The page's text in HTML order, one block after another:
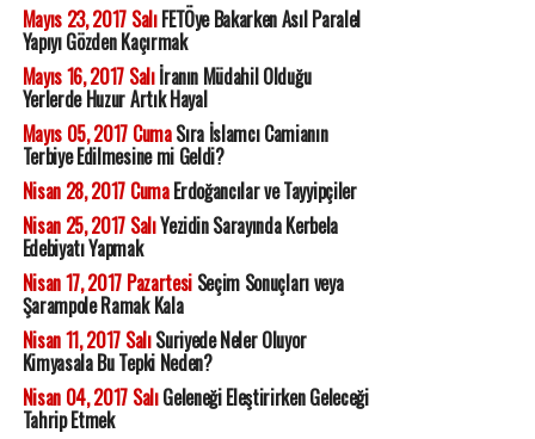
Mayıs 23, 2017 SalıFETÖye Bakarken Asıl Paralel
Yapıyı Gözden Kaçırmak
Mayıs 16, 2017 Salıİranın Müdahil Olduğu
Yerlerde Huzur Artık Hayal
Mayıs 05, 2017 CumaSıra İslamcı Camianın
Terbiye Edilmesine mi Geldi?
Nisan 28, 2017 CumaErdoğancılar ve Tayyipçiler
Nisan 25, 2017 SalıYezidin Sarayında Kerbela
Edebiyatı Yapmak
Nisan 17, 2017 PazartesiSeçim Sonuçları veya
Şarampole Ramak Kala
Nisan 11, 2017 SalıSuriyede Neler Oluyor
Kimyasala Bu Tepki Neden?
Nisan 04, 2017 SalıGeleneği Eleştirirken Geleceği
Tahrip Etmek